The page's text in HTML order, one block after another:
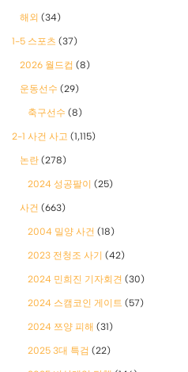
해외 (34)
1-5 스포츠 (37)
2026 월드컵 (8)
운동선수 (29)
축구선수 (8)
2-1 사건 사고 (1,115)
논란 (278)
2024 성공팔이 (25)
사건 (663)
2004 밀양 사건 (18)
2023 전청조 사기 (42)
2024 민희진 기자회견 (30)
2024 스캠코인 게이트 (57)
2024 쯔양 피해 (31)
2025 3대 특검 (22)